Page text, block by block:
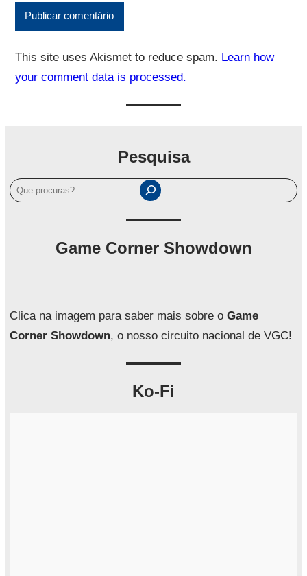
This site uses Akismet to reduce spam. Learn how
your comment data is processed.
Pesquisa
P
e
a
r
Game Corner Showdown
Clica na imagem para saber mais sobre o Game
Corner Showdown, o nosso circuito nacional de VGC!
Ko-Fi